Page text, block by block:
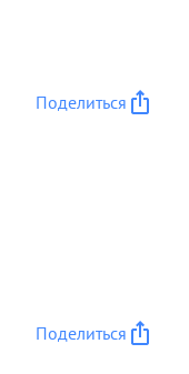
Поделиться
Поделиться